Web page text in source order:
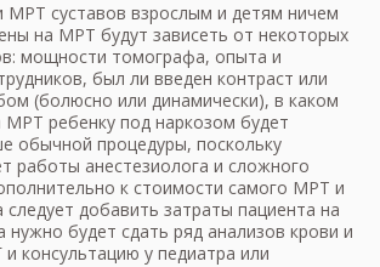
МРТ суставов взрослым и детям ничем
на МРТ будут зависеть от некоторых
мощности томографа, опыта и
был ли введен контраст или
(болюсно или динамически), в каком
МРТ ребенку под наркозом будет
обычной процедуры, поскольку
работы анестезиолога и сложного
к стоимости самого МРТ и
следует добавить затраты пациента на
нужно будет сдать ряд анализов крови и
консультацию у педиатра или